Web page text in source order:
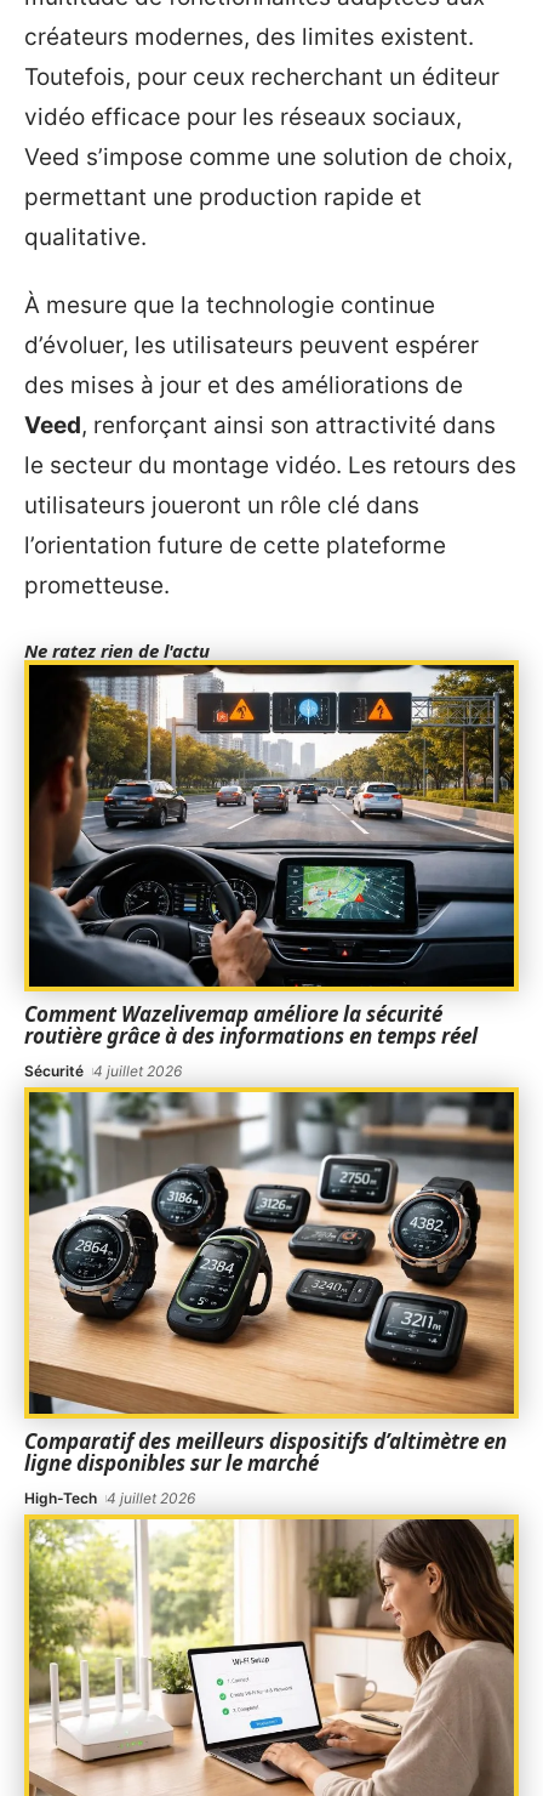
créateurs modernes, des limites existent.
Toutefois, pour ceux recherchant un éditeur
vidéo efficace pour les réseaux sociaux,
Veed s’impose comme une solution de choix,
permettant une production rapide et
qualitative.
À mesure que la technologie continue
d’évoluer, les utilisateurs peuvent espérer
des mises à jour et des améliorations de
Veed, renforçant ainsi son attractivité dans
le secteur du montage vidéo. Les retours des
utilisateurs joueront un rôle clé dans
l’orientation future de cette plateforme
prometteuse.
Ne ratez rien de l'actu
Comment Wazelivemap améliore la sécurité
routière grâce à des informations en temps réel
Sécurité 4 juillet 2026
Comparatif des meilleurs dispositifs d’altimètre en
ligne disponibles sur le marché
High-Tech 4 juillet 2026